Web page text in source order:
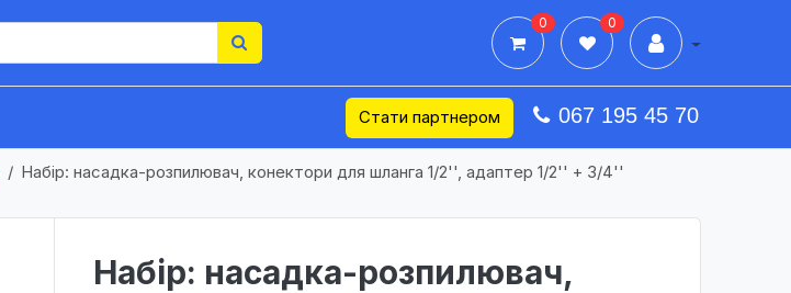
0 0
Стати партнером 067 195 45 70
Набір: насадка-розпилювач, конектори для шланга 1/2'', адаптер 1/2'' + 3/4''
Набір: насадка-розпилювач,